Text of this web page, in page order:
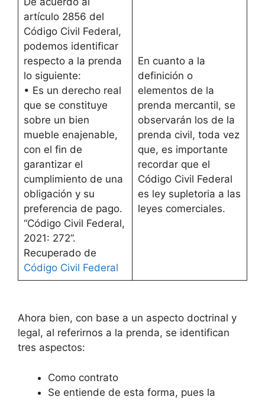
artículo 2856 del
Código Civil Federal,
podemos identificar
respecto a la prenda
lo siguiente:
• Es un derecho real
que se constituye
sobre un bien
mueble enajenable,
con el fin de
garantizar el
cumplimiento de una
obligación y su
preferencia de pago.
“Código Civil Federal,
2021: 272”.
Recuperado de
Código Civil Federal
En cuanto a la
definición o
elementos de la
prenda mercantil, se
observarán los de la
prenda civil, toda vez
que, es importante
recordar que el
Código Civil Federal
es ley supletoria a las
leyes comerciales.
Ahora bien, con base a un aspecto doctrinal y
legal, al referirnos a la prenda, se identifican
tres aspectos:
Como contrato
Se entiende de esta forma, pues la